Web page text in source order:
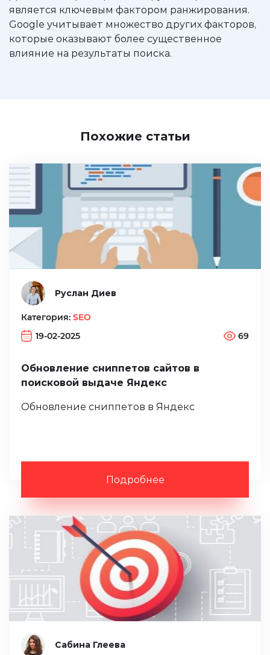
является ключевым фактором ранжирования.
Google учитывает множество других факторов,
которые оказывают более существенное
влияние на результаты поиска.
Похожие статьи
Руслан Диев
Категория: SEO
19-02-2025
69
Обновление сниппетов сайтов в
поисковой выдаче Яндекс
Обновление сниппетов в Яндекс
Подробнее
Сабина Глеева